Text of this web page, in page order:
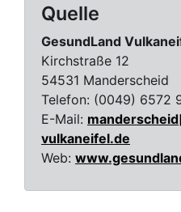
Quelle
GesundLand
Kirchstraße 12
54531 Manderscheid
Telefon: (0049) 6572
E-Mail:
vulkaneifel.de
Web: